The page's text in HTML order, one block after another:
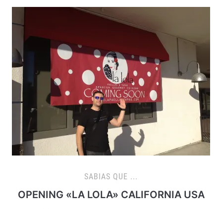
SABIAS QUE ...
OPENING «LA LOLA» CALIFORNIA USA